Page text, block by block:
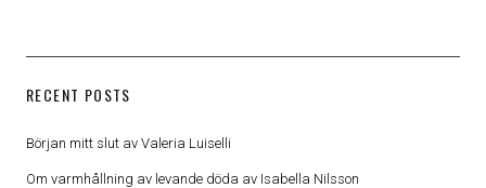
RECENT POSTS
Början mitt slut av Valeria Luiselli
Om varmhållning av levande döda av Isabella Nilsson